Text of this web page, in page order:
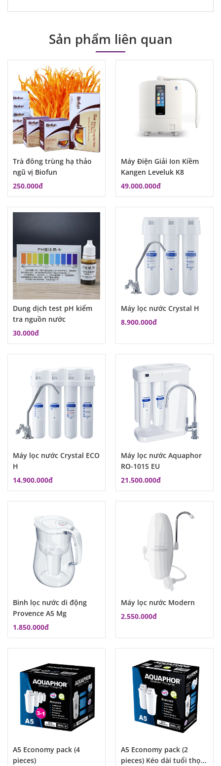
Sản phẩm liên quan
Trà đông trùng hạ thảo
ngũ vị Biofun
250.000đ
Máy Điện Giải Ion Kiềm
Kangen Leveluk K8
49.000.000đ
Dung dịch test pH kiểm
tra nguồn nước
30.000đ
Máy lọc nước Crystal H
8.900.000đ
Máy lọc nước Crystal ECO
H
14.900.000đ
Máy lọc nước Aquaphor
RO-101S EU
21.500.000đ
Bình lọc nước di động
Provence A5 Mg
1.850.000đ
Máy lọc nước Modern
2.550.000đ
A5 Economy pack (4
pieces)
A5 Economy pack (2
pieces) Kéo dài tuổi thọ